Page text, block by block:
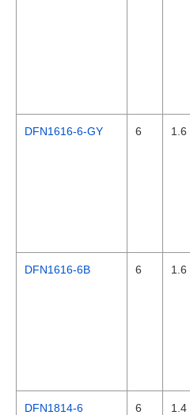
DFN1616-6-GY 6 1.6
DFN1616-6B 6 1.6
DFN1814-6 6 1.4